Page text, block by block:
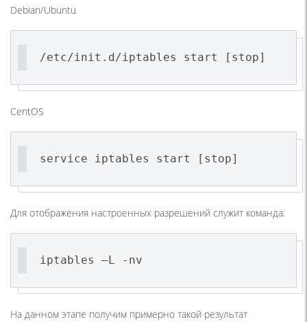
Debian/Ubuntu
/etc/init.d/iptables start [stop]
CentOS
service iptables start [stop]
Для отображения настроенных разрешений служит команда:
iptables –L -nv
На данном этапе получим примерно такой результат